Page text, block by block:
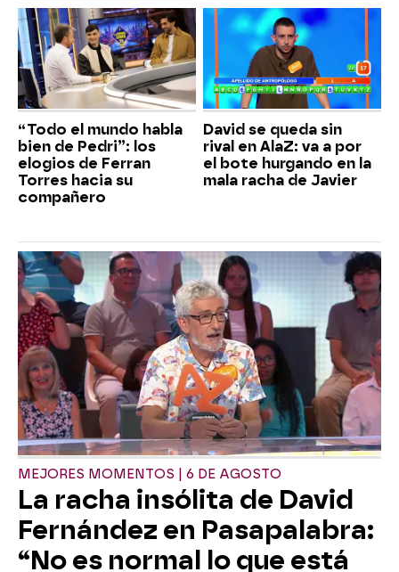
“Todo el mundo habla
bien de Pedri”: los
elogios de Ferran
Torres hacia su
compañero
David se queda sin
rival en AlaZ: va a por
el bote hurgando en la
mala racha de Javier
MEJORES MOMENTOS | 6 DE AGOSTO
La racha insólita de David
Fernández en Pasapalabra:
“No es normal lo que está